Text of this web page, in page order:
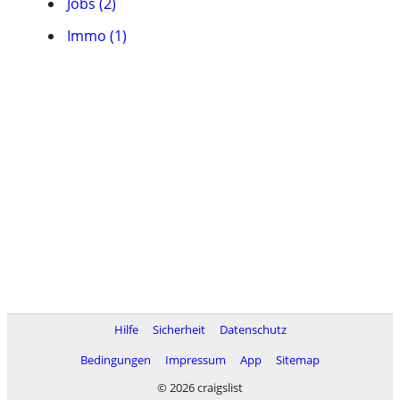
Immo (1)
Hilfe Sicherheit
Datenschutz
Bedingungen
Impressum App
Sitemap
© 2026 craigslist